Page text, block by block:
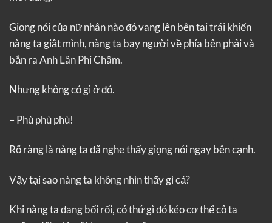
Giọng nói của nữ nhân nào đó vang lên bên tai trái khiến
nàng ta giật mình, nàng ta bay người về phía bên phải và
bắn ra Anh Lân Phi Châm.
Nhưng không có gì ở đó.
– Phù phù phù!
Rõ ràng là nàng ta đã nghe thấy giọng nói ngay bên cạnh.
Vậy tại sao nàng ta không nhìn thấy gì cả?
Khi nàng ta đang bối rối, có thứ gì đó kéo cơ thể cô ta